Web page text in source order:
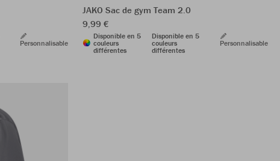
Personnalisable
JAKO Sac de gym Team 2.0
9,99 €
Disponible en 5
couleurs
différentes
Disponible en 5
couleurs
différentes
Personnalisable